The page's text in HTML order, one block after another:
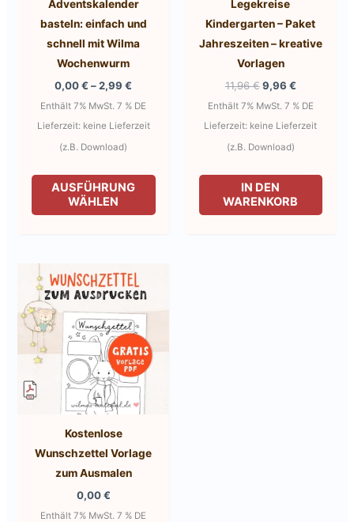
Adventskalender
basteln: einfach und
schnell mit Wilma
Wochenwurm
0,00€ –2,99€
bis
2,99 €
Enthält 7% MwSt. 7 % DE
Lieferzeit: keine Lieferzeit
(z.B. Download)
AUSFÜHRUNG
WÄHLEN
Dieses
können
Legekreise
Kindergarten – Paket
Jahreszeiten – kreative
Vorlagen
11,96€ Ursprünglicher
war:
11,96 €
9,96 €Aktueller
ist:
9,96 €.
Enthält 7% MwSt. 7 % DE
Lieferzeit: keine Lieferzeit
(z.B. Download)
IN DEN
WARENKORB
Kostenlose
Wunschzettel Vorlage
zum Ausmalen
0,00€
Enthält 7% MwSt. 7 % DE